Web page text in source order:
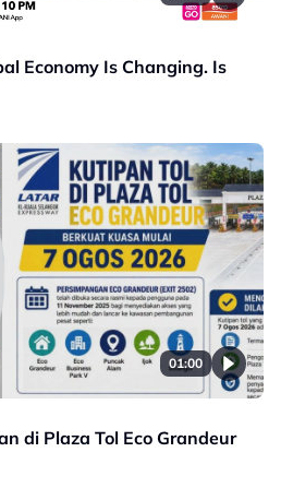
Economy Is Changing. Is
01:00
di Plaza Tol Eco Grandeur